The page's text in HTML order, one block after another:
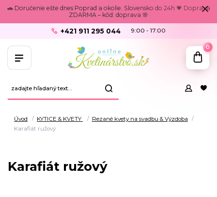
🚗 Doručenie ešte dnes Poprad a okolie. Slovensko do 24h 💗 Doprava
ZDARMA – kód: doprava 🌸
+421 911 295 044 9:00 - 17:00
0
Úvod KYTICE & KVETY
Rezané kvety na svadbu & Výzdoba
Karafiát ružový
Karafiát ružový